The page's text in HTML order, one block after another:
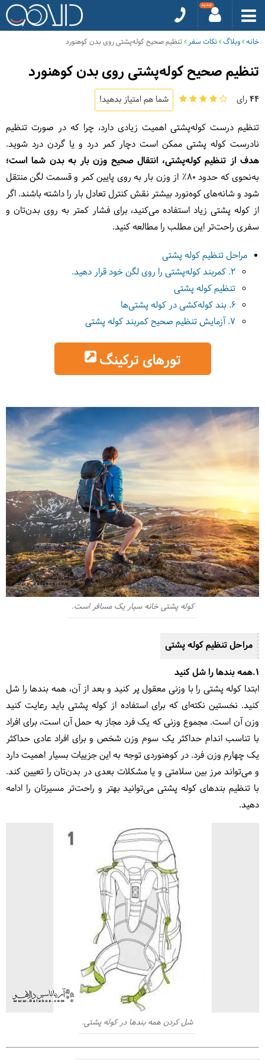
خانه وبلاگ نکات سفر تنظیم صحیح کوله‌پشتی روی بدن کوهنورد
تنظیم صحیح کوله‌پشتی روی بدن کوهنورد
44رای شما هم امتیاز بدهید!
تنظیم درست کوله‌پشتی اهمیت زیادی دارد، چرا که در صورت تنظیم
نادرست کوله پشتی ممکن است دچار کمر درد و یا گردن درد شوید.
هدف از تنظیم کوله‌پشتی، انتقال صحیح وزن بار به بدن شما است؛
به‌نحوی که حدود ۸۰٪ از وزن بار به روی پایین کمر و قسمت لگن منتقل
شود و شانه‌های کوه‌نورد بیشتر نقش کنترل تعادل بار را داشته باشند. اگر
از کوله پشتی زیاد استفاده می‌کنید، برای فشار کمتر به روی بدن‌تان و
سفری راحت‌تر این مطلب را مطالعه کنید.
مراحل تنظیم کوله پشتی
2. کمربند کوله‌پشتی را روی لگن خود قرار دهید.
تنظیم کوله پشتی
6. بند کوله‌کشی در کوله پشتی‌ها
7. آزمایش تنظیم صحیح کمربند کوله پشتی
تورهای ترکینگ
کوله پشتی خانه سیار یک مسافر است.
مراحل تنظیم کوله پشتی
1.همه بندها را شل کنید
ابتدا کوله‌ پشتی را با وزنی معقول پر کنید و بعد از آن، همه بندها را شل
کنید. نخستین نکته‌ای که برای استفاده از کوله پشتی باید رعایت کنید
وزن آن است. مجموع وزنی که یک فرد مجاز به حمل آن است، برای افراد
با تناسب اندام حداکثر یک سوم وزن شخص و برای افراد عادی حداکثر
یک چهارم وزن فرد. در کوهنوردی توجه به این جزییات بسیار اهمیت دارد
و می‌تواند مرز بین سلامتی و یا مشکلات بعدی در بدن‌تان را تعیین کند.
با تنظیم بندهای کوله پشتی می‌توانید بهتر و راحت‌تر مسیرتان را ادامه
دهید.
شل کردن همه بندها در کوله پشتی.